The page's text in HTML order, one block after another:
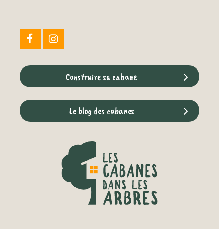
Construire sa cabane
Le blog des cabanes